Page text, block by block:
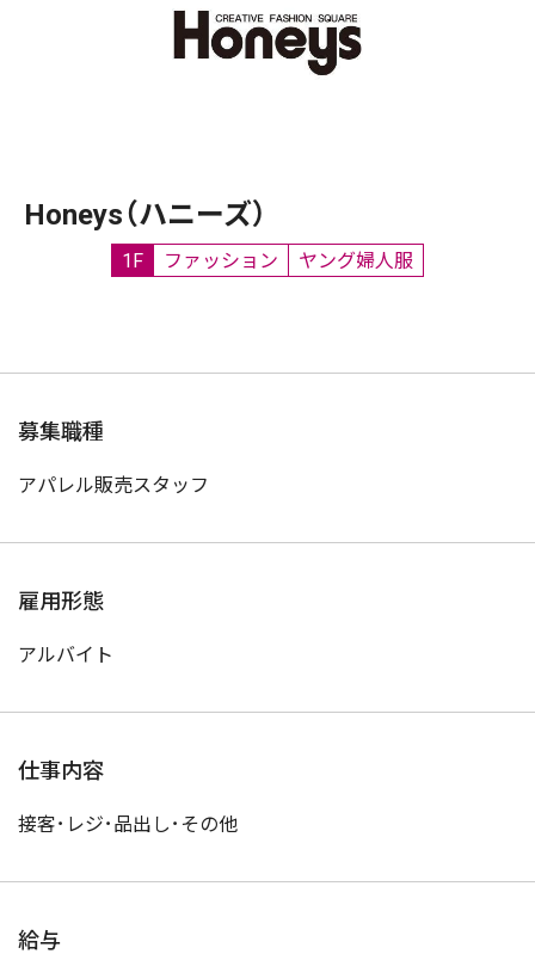
Honeys（ハニーズ）
1F ファッション ヤング婦人服
募集職種
アパレル販売スタッフ
雇用形態
アルバイト
仕事内容
接客･レジ･品出し･その他
給与